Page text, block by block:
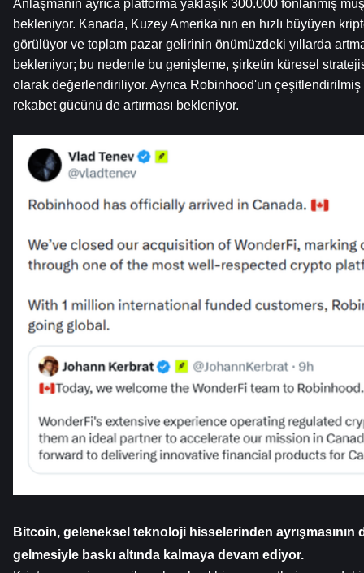
Anlaşmanın ayrıca platforma yaklaşık 300.000 fonlanmış
bekleniyor. Kanada, Kuzey Amerika'nın en hızlı büyüyen
görülüyor ve toplam pazar gelirinin önümüzdeki yıllarda
bekleniyor; bu nedenle bu genişleme, şirketin küresel
olarak değerlendiriliyor. Ayrıca Robinhood'un
rekabet gücünü de artırması bekleniyor.
Bitcoin, geleneksel teknoloji hisselerinden ayrışmasının
gelmesiyle baskı altında kalmaya devam ediyor.